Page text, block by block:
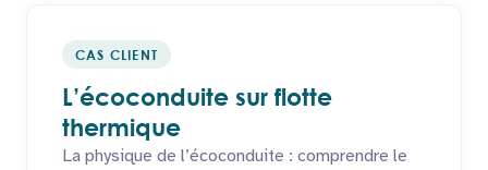
CAS CLIENT
L’écoconduite sur flotte
thermique
La physique de l’écoconduite : comprendre le